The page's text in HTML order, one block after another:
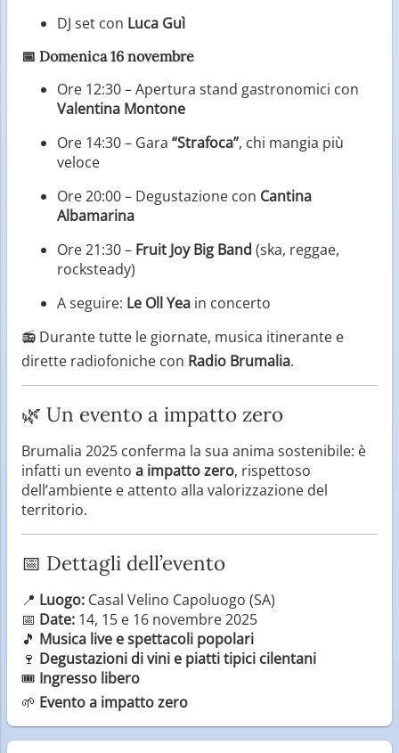
DJ set con Luca Guì
📅 Domenica 16 novembre
Ore 12:30 – Apertura stand gastronomici con
Valentina Montone
Ore 14:30 – Gara “Strafoca”, chi mangia più
veloce
Ore 20:00 – Degustazione con Cantina
Albamarina
Ore 21:30 – Fruit Joy Big Band (ska, reggae,
rocksteady)
A seguire: Le Oll Yea in concerto
📻 Durante tutte le giornate, musica itinerante e
dirette radiofoniche con Radio Brumalia.
🌿 Un evento a impatto zero
Brumalia 2025 conferma la sua anima sostenibile: è
infatti un evento a impatto zero, rispettoso
dell’ambiente e attento alla valorizzazione del
territorio.
📅 Dettagli dell’evento
📍 Luogo: Casal Velino Capoluogo (SA)
📅 Date: 14, 15 e 16 novembre 2025
🎵 Musica live e spettacoli popolari
🍷 Degustazioni di vini e piatti tipici cilentani
🎟️ Ingresso libero
🌱 Evento a impatto zero